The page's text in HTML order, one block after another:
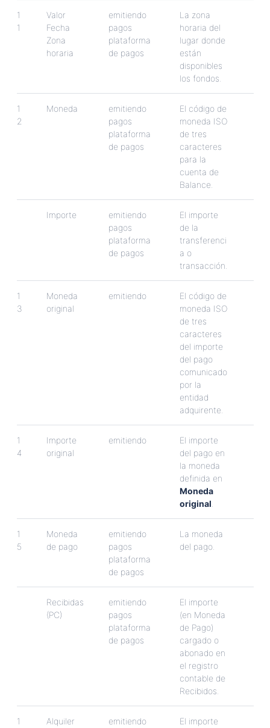
1
1
Valor
Fecha
Zona
horaria
emitiendo
pagos
plataforma
de pagos
La zona
horaria del
lugar donde
están
disponibles
los fondos
1
2
Moneda
emitiendo
pagos
plataforma
de pagos
El código de
moneda ISO
de tres
caracteres
para la
cuenta de
Balance
Importe
emitiendo
pagos
plataforma
de pagos
El importe
de la
transferenci
a o
transacción
1
3
Moneda
original
emitiendo El código de
moneda ISO
de tres
caracteres
del importe
del pago
comunicado
por la
entidad
adquirente
1
4
Importe
original
emitiendo El importe
del pago en
la moneda
definida en
Moneda
original
1
5
Moneda
de pago
emitiendo
pagos
plataforma
de pagos
La moneda
del pago.
Recibidas
(PC)
emitiendo
pagos
plataforma
de pagos
El importe
(en Moneda
de Pago)
cargado o
abonado en
el registro
contable de
Recibidos
1
Alquiler
emitiendo
El importe